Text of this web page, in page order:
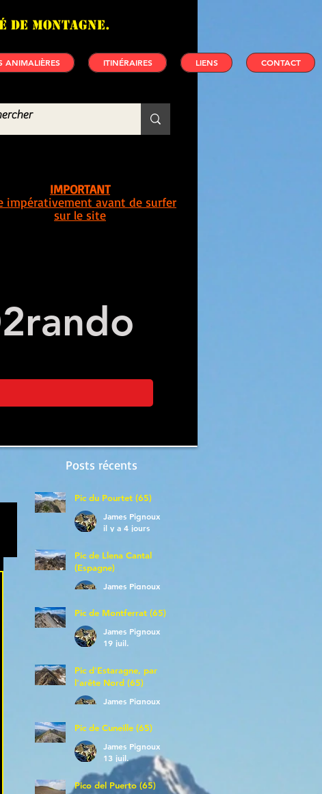
de montagne.
ANIMALIÈRES ITINÉRAIRES LIENS CONTACT
IMPORTANT
impérativement avant de surfer
sur le site
2rando
Posts récents
Pic du Pourtet (65)
James Pignoux
il y a 4 jours
Pic de Llena Cantal
(Espagne)
James Pignoux
Pic de Montferrat (65)
James Pignoux
19 juil.
Pic d'Estaragne, par
l'arête Nord (65)
James Pignoux
Pic de Cuneille (65)
James Pignoux
13 juil.
Pico del Puerto (65)